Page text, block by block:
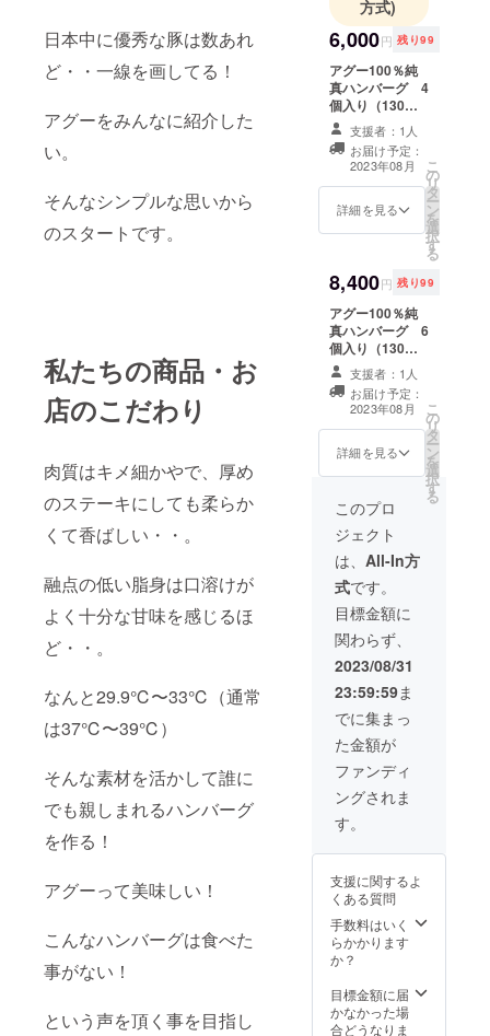
日本中に優秀な豚は数あれ
ど・・一線を画してる！
アグーをみんなに紹介した
い。
そんなシンプルな思いから
のスタートです。
私たちの商品・お
店のこだわり
肉質はキメ細かやで、厚め
のステーキにしても柔らか
くて香ばしい・・。
融点の低い脂身は口溶けが
よく十分な甘味を感じるほ
ど・・。
なんと29.9℃〜33℃（通常
は37℃〜39℃）
そんな素材を活かして誰に
でも親しまれるハンバーグ
を作る！
アグーって美味しい！
こんなハンバーグは食べた
事がない！
という声を頂く事を目指し
築、新規商
品開発、
ング支援、
事業企画な
どの業務を
支援しフー
ドビジネス
の根幹を担
テーマに活
動していま
す。
方式)
6,000円 残り99
アグー100％純
真ハンバーグ 4
個入り（130ｇ
／個） 送料込
（冷凍）・税
込 6000円 ※賞
味期限：冷凍状
態で製造から
365日 ■調理方法
について 美味し
トを同梱致しま
す ■お届けの日
程について
フォーマット
上、お届けは8月
となっておりま
すが、ご支援い
ただいてから30
日以内のお届け
ります。 一部、
豚の発育の関係
もありますが、
その際はご了承
ください。 ■原
材料及び添加物
等の食品表示に
ついて 原材料及
び添加物等の食
品表示はお届け
商品のラベルに
表記されます。
商品開封前には
必ずお届けのリ
ターン品に貼付
されたラベルや
注意書きをご確
認ください。
支援者：1人
お届け予定：
2023年08月
詳細を見る
こ
の
リ
タ
ー
ン
を
選
択
す
る
8,400円 残り99
アグー100％純
真ハンバーグ 6
個入り（130ｇ
／個） 送料込
（冷凍）・税
込 8400円 ※賞
味期限：冷凍状
態で製造から
365日 ■調理方法
について 美味し
説明リーフレッ
トを同梱致しま
す ■お届けの日
程について
フォーマット
上、お届けは8月
となっておりま
すが、ご支援い
ただいてから30
日以内のお届け
ります。 一部、
豚の発育の関係
から遅れること
もありますが、
その際はご了承
ください。 ■原
材料及び添加物
等の食品表示に
ついて 原材料及
び添加物等の食
品表示はお届け
商品のラベルに
表記されます。
商品開封前には
必ずお届けのリ
ターン品に貼付
注意書きをご確
認ください。
支援者：1人
お届け予定：
2023年08月
詳細を見る
こ
の
リ
タ
ー
ン
を
選
択
す
る
このプロ
ジェクト
は、 All-In方
式です。
目標金額に
関わらず、
2023/08/31
23:59:59ま
でに集まっ
た金額が
ファンディ
ングされま
す。
支援に関するよ
くある質問
手数料はいく
らかかります
か？
目標金額に届
かなかった場
合どうなりま